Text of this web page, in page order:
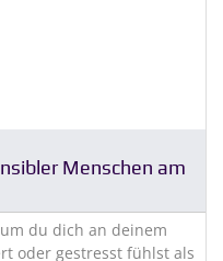
Menschen am
du dich an deinem
oder gestresst fühlst als